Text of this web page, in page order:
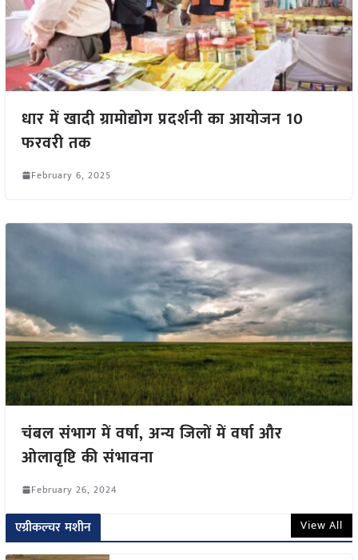
धार में खादी ग्रामोद्योग प्रदर्शनी का आयोजन 10
फरवरी तक
February 6, 2025
चंबल संभाग में वर्षा, अन्य जिलों में वर्षा और
ओलावृष्टि की संभावना
February 26, 2024
एग्रीकल्चर मशीन View All